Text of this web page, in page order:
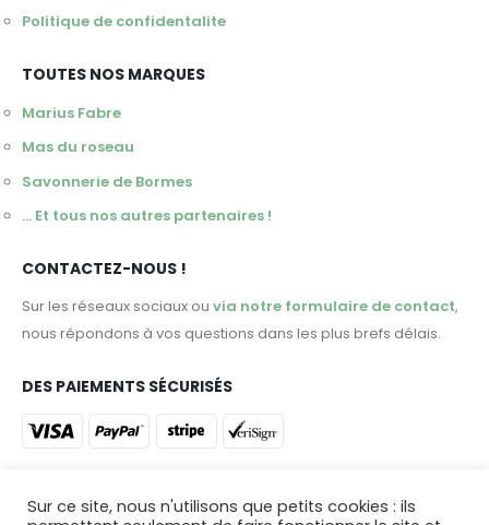
Politique de confidentalite
TOUTES NOS MARQUES
Marius Fabre
Mas du roseau
Savonnerie de Bormes
... Et tous nos autres partenaires !
CONTACTEZ-NOUS !
Sur les réseaux sociaux ou via notre formulaire de contact,
nous répondons à vos questions dans les plus brefs délais.
DES PAIEMENTS SÉCURISÉS
Sur ce site, nous n'utilisons que petits cookies : ils